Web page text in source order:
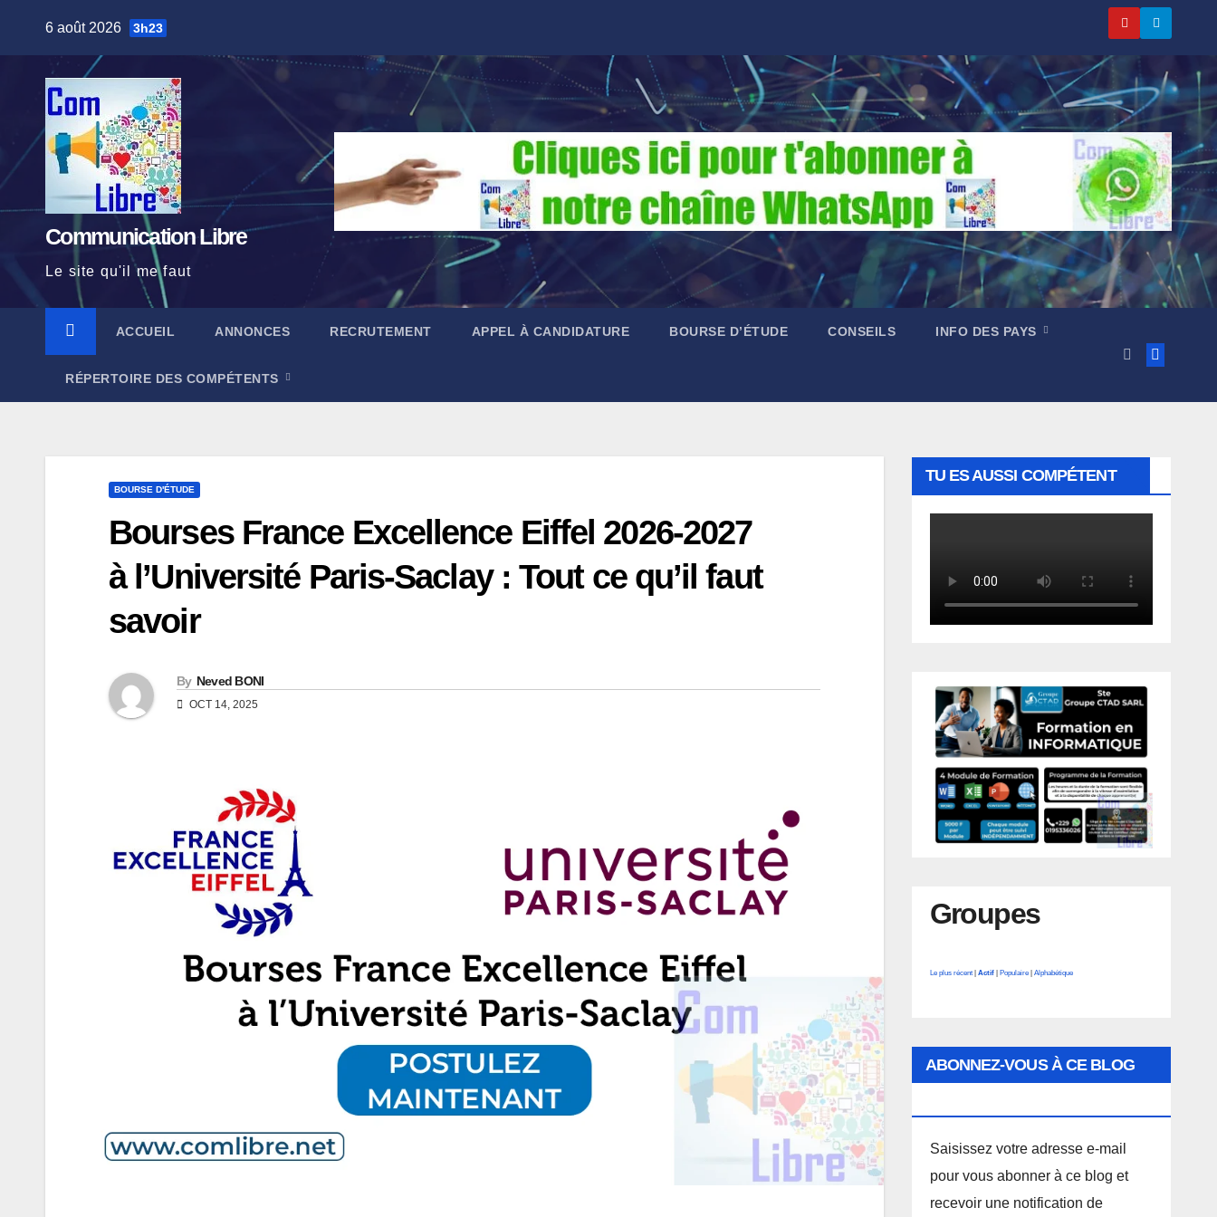
6 août 2026 3h23
Communication Libre
Le site qu'il me faut
ACCUEIL ANNONCES RECRUTEMENT APPEL À CANDIDATURE BOURSE D’ÉTUDE CONSEILS INFO DES PAYS
RÉPERTOIRE DES COMPÉTENTS
BOURSE D'ÉTUDE
Bourses France Excellence Eiffel 2026-2027
à l’Université Paris-Saclay : Tout ce qu’il faut
savoir
By Neved BONI
OCT 14, 2025
TU ES AUSSI COMPÉTENT
Groupes
Le plus récent Actif Populaire Alphabétique
ABONNEZ-VOUS À CE BLOG
Saisissez votre adresse e-mail
pour vous abonner à ce blog et
recevoir une notification de